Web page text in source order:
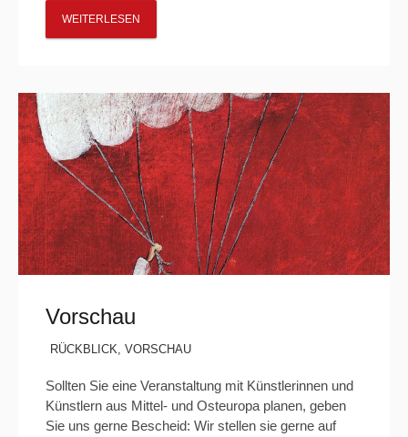
WEITERLESEN
Vorschau
RÜCKBLICK, VORSCHAU
Sollten Sie eine Veranstaltung mit Künstlerinnen und
Künstlern aus Mittel- und Osteuropa planen, geben
Sie uns gerne Bescheid: Wir stellen sie gerne auf